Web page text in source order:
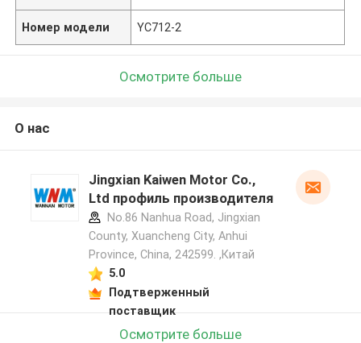
Номер модели YC712-2
Осмотрите больше
О нас
Jingxian Kaiwen Motor Co.,
Ltd профиль производителя
No.86 Nanhua Road, Jingxian
County, Xuancheng City, Anhui
Province, China, 242599. ,Китай
5.0
Подтверженный
поставщик
Осмотрите больше